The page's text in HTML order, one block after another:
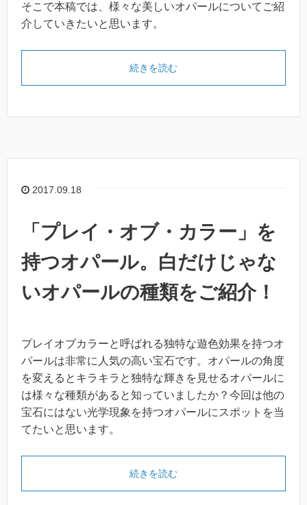
そこで本稿では、様々な美しいオパールについてご紹
介していきたいと思います。
続きを読む
2017.09.18
「プレイ・オブ・カラー」を
持つオパール。白だけじゃな
いオパールの種類をご紹介！
プレイオブカラーと呼ばれる独特な遊色効果を持つオ
パールは非常に人気の高い宝石です。オパールの角度
を変えるとキラキラと独特な輝きを見せるオパールに
は様々な種類があると知っていましたか？今回は他の
宝石にはない光学現象を持つオパールにスポットを当
てたいと思います。
続きを読む